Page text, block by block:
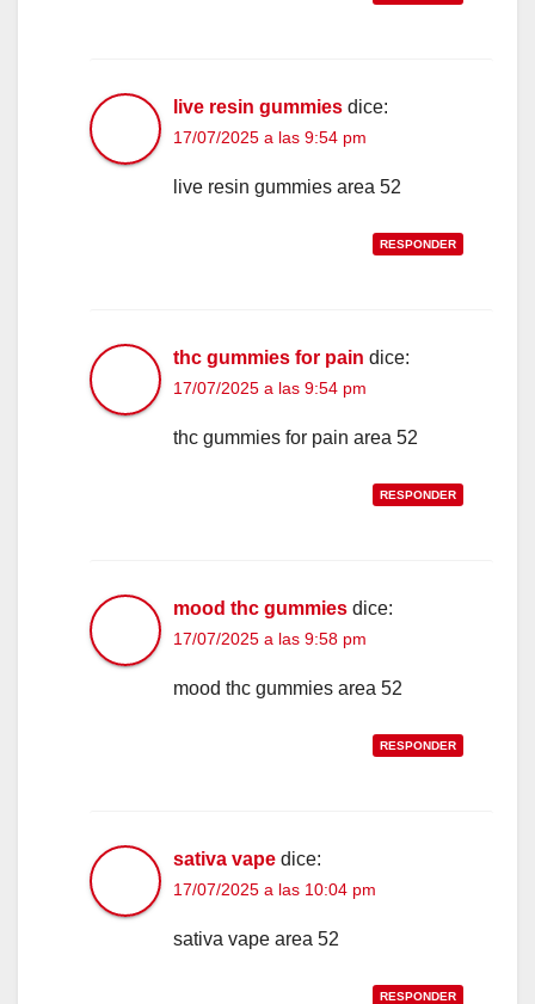
live resin gummies dice:
17/07/2025 a las 9:54 pm
live resin gummies area 52
RESPONDER
thc gummies for pain dice:
17/07/2025 a las 9:54 pm
thc gummies for pain area 52
RESPONDER
mood thc gummies dice:
17/07/2025 a las 9:58 pm
mood thc gummies area 52
RESPONDER
sativa vape dice:
17/07/2025 a las 10:04 pm
sativa vape area 52
RESPONDER